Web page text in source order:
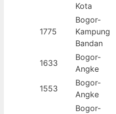
Kota
1775
Bogor-
Kampung
Bandan
1633
Bogor-
Angke
1553
Bogor-
Angke
Bogor-